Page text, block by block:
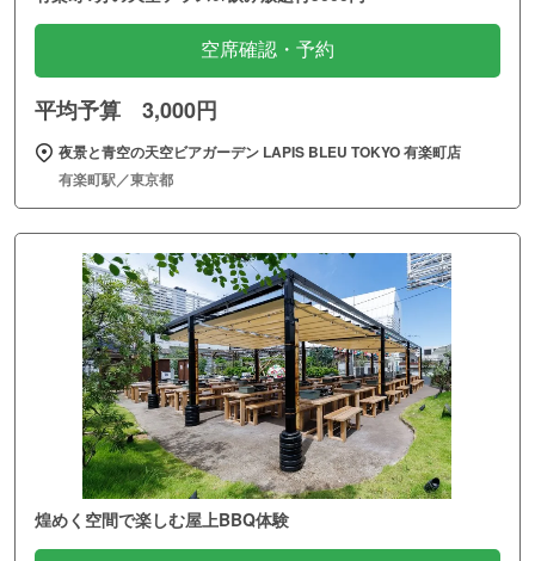
空席確認・予約
平均予算 3,000円
夜景と青空の天空ビアガーデン LAPIS BLEU TOKYO 有楽町店
有楽町駅／東京都
煌めく空間で楽しむ屋上BBQ体験